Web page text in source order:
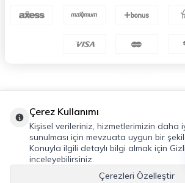
Çerez Kullanımı
Kişisel verileriniz, hizmetlerimizin daha
sunulması için mevzuata uygun bir
Konuyla ilgili detaylı bilgi almak için
inceleyebilirsiniz.
Çerezleri Özelleştir